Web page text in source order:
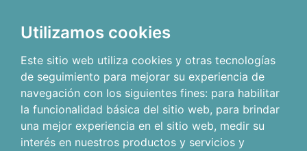
Utilizamos cookies
Este sitio web utiliza cookies y otras tecnologías
de seguimiento para mejorar su experiencia de
navegación con los siguientes fines: para habilitar
la funcionalidad básica del sitio web, para brindar
una mejor experiencia en el sitio web, medir su
interés en nuestros productos y servicios y